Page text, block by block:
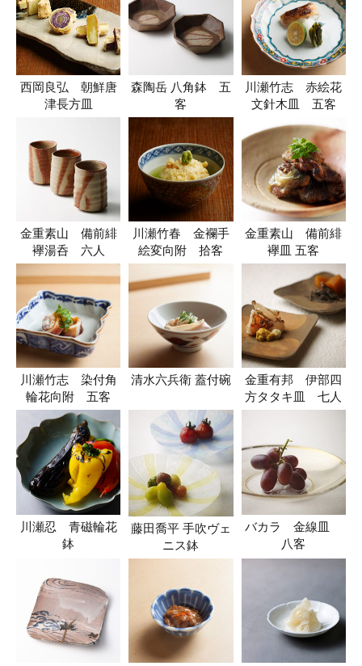
西岡良弘 朝鮮唐
津長方皿
森陶岳 八角鉢 五
客
川瀬竹志 赤絵花
文針木皿 五客
金重素山 備前緋
襷湯呑 六人
川瀬竹春 金襴手
絵変向附 拾客
金重素山 備前緋
襷皿 五客
川瀬竹志 染付角
輪花向附 五客
清水六兵衛 蓋付碗
金重有邦 伊部四
方タタキ皿 七人
川瀬忍 青磁輪花
鉢
藤田喬平 手吹ヴェ
ニス鉢
バカラ 金線皿
八客